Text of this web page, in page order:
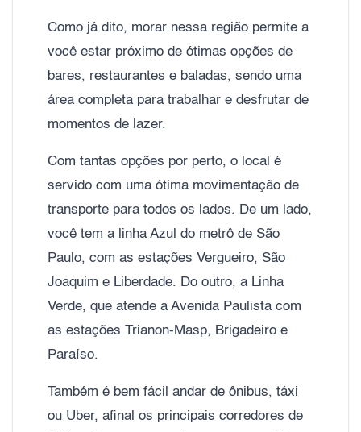
Como já dito, morar nessa região permite a
você estar próximo de ótimas opções de
bares, restaurantes e baladas, sendo uma
área completa para trabalhar e desfrutar de
momentos de lazer.
Com tantas opções por perto, o local é
servido com uma ótima movimentação de
transporte para todos os lados. De um lado,
você tem a linha Azul do metrô de São
Paulo, com as estações Vergueiro, São
Joaquim e Liberdade. Do outro, a Linha
Verde, que atende a Avenida Paulista com
as estações Trianon-Masp, Brigadeiro e
Paraíso.
Também é bem fácil andar de ônibus, táxi
ou Uber, afinal os principais corredores de